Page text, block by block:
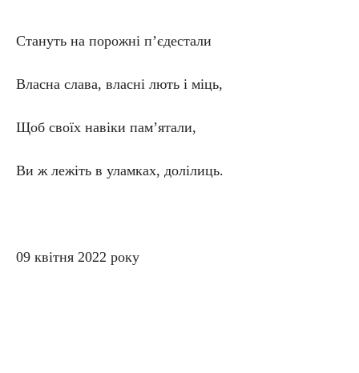
Стануть на порожні п’єдестали
Власна слава, власні лють і міць,
Щоб своїх навіки пам’ятали,
Ви ж лежіть в уламках, долілиць.
09 квітня 2022 року